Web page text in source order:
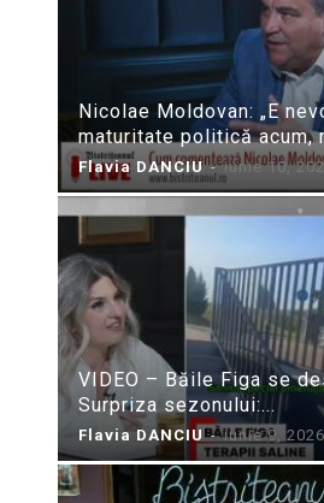
Nicolae Moldovan: „E
maturitate politică acum,
Flavia DANCIU - iunie 10,
VIDEO – Băile Figa se
Surpriza sezonului:...
Flavia DANCIU - iunie 9, 2026